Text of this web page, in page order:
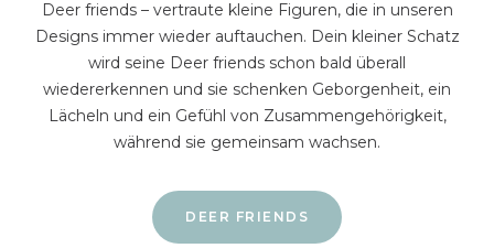
Deer friends – vertraute kleine Figuren, die in unseren
Designs immer wieder auftauchen. Dein kleiner Schatz
wird seine Deer friends schon bald überall
wiedererkennen und sie schenken Geborgenheit, ein
Lächeln und ein Gefühl von Zusammengehörigkeit,
während sie gemeinsam wachsen.
DEER FRIENDS